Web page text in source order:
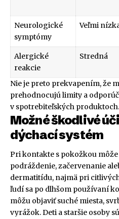
Neurologické
symptómy
Veľmi
Alergické
reakcie
Stredná
Nie je preto prekvapením, že
prehodnocujú limity a
v spotrebiteľských produktoch.
Možné škodlivé
dýchací systém
Pri kontakte s pokožkou
podráždenie, začervenanie
dermatitídu, najmä pri
ľudí sa po dlhšom používaní
môžu objaviť suché miesta,
vyrážok. Deti a staršie osoby